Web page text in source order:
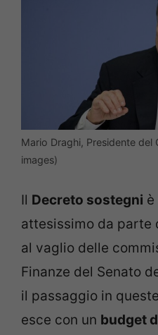
Mario Draghi, Presidente
images)
Il Decreto sostegni
attesissimo da parte
al vaglio delle
Finanze del Senato
il passaggio in
esce con un budget